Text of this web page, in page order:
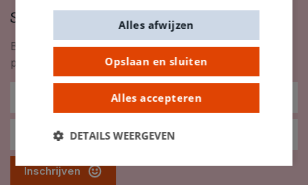
Schrijf je in op onze nieuwsbrief
Blijf op de hoogte van nieuwigheden, inspiratie,
promoties en meer!
Inschrijven
Opslaan en sluiten
Alles accepteren
Alles afwijzen
DETAILS WEERGEVEN